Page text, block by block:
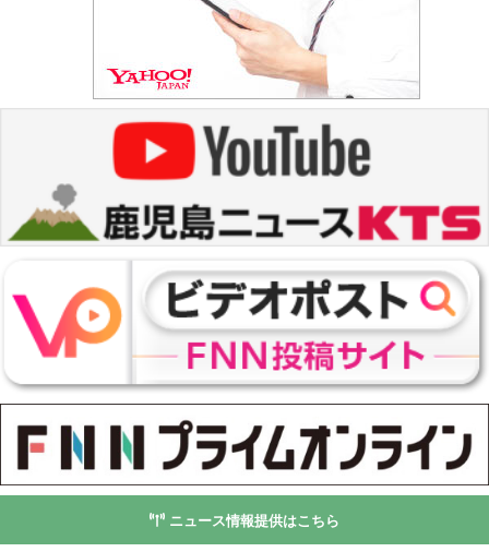
ニュース情報提供はこちら